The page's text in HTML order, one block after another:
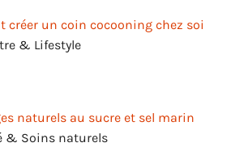
créer un coin cocooning chez soi
& Lifestyle
naturels au sucre et sel marin
& Soins naturels